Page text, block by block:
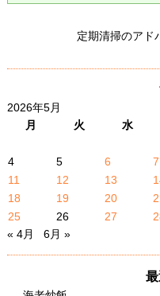
定期清掃のア
2026年5月
月
火 水
4
5 6 7
11
12 13
18
19 20
25
26 27
« 4月
6月 »